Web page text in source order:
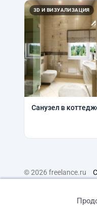
3D И ВИЗУАЛИЗАЦИЯ
Санузел в
© 2026 freelance.ru